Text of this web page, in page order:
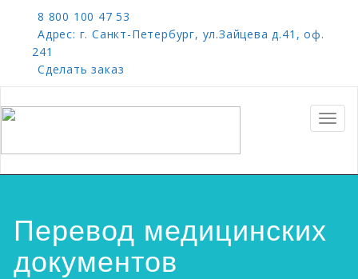
8 800 100 47 53
Адрес: г. Санкт-Петербург, ул.Зайцева д.41, оф.
241
Сделать заказ
Перевод медицинских
документов